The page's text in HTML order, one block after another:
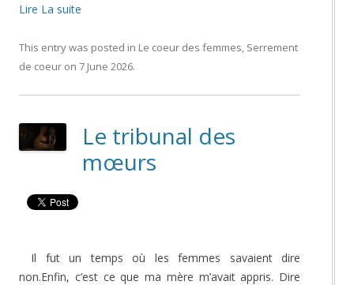
Lire La suite
This entry was posted in Le coeur des femmes, Serrement
de coeur on 7 June 2026.
Le tribunal des
mœurs
Il fut un temps où les femmes savaient dire
non.Enfin, c’est ce que ma mère m’avait appris. Dire